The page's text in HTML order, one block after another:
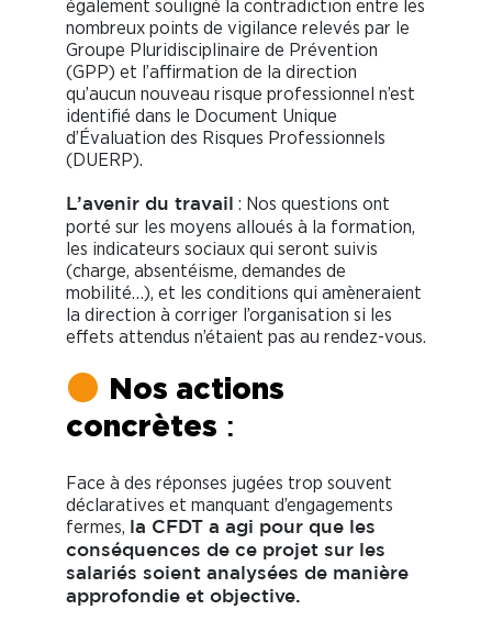
également souligné la contradiction entre les
nombreux points de vigilance relevés par le
Groupe Pluridisciplinaire de Prévention
(GPP) et l’affirmation de la direction
qu’aucun nouveau risque professionnel n’est
identifié dans le Document Unique
d’Évaluation des Risques Professionnels
(DUERP).
L’avenir du travail
: Nos questions ont
porté sur les moyens alloués à la formation,
les indicateurs sociaux qui seront suivis
(charge, absentéisme, demandes de
mobilité…), et les conditions qui amèneraient
la direction à corriger l’organisation si les
effets attendus n’étaient pas au rendez-vous.
Nos actions
concrètes :
Face à des réponses jugées trop souvent
déclaratives et manquant d’engagements
fermes,
la CFDT a agi pour que les
conséquences de ce projet sur les
salariés soient analysées de manière
approfondie et objective.